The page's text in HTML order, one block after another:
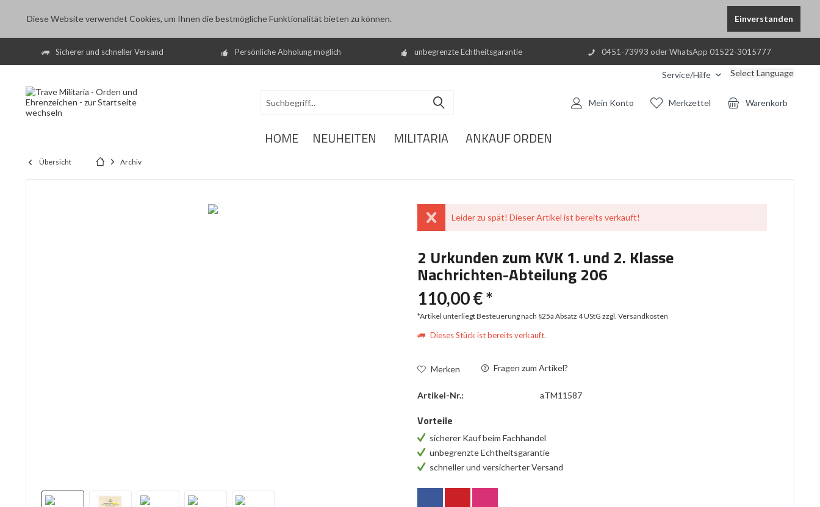
Diese Website verwendet Cookies, um Ihnen die bestmögliche Funktionalität bieten zu können. Einverstanden
Sicherer und schneller Versand Persönliche Abholung möglich unbegrenzte Echtheitsgarantie 0451-73993 oder WhatsApp 01522-3015777
Service/Hilfe Select Language
Warenkorb
Merkzettel
Mein Konto
HOME NEUHEITEN MILITARIA ANKAUF ORDEN
Übersicht Archiv
Leider zu spät! Dieser Artikel ist bereits verkauft!
2 Urkunden zum KVK 1. und 2. Klasse
Nachrichten-Abteilung 206
110,00 € *
*Artikel unterliegt Besteuerung nach §25a Absatz 4 UStGzzgl. Versandkosten
Dieses Stück ist bereits verkauft.
Merken Fragen zum Artikel?
Artikel-Nr.: aTM11587
Vorteile
sicherer Kauf beim Fachhandel
unbegrenzte Echtheitsgarantie
schneller und versicherter Versand